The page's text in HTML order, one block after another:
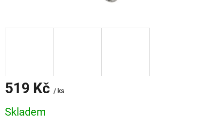
519 Kč / ks
cena:
Skladem